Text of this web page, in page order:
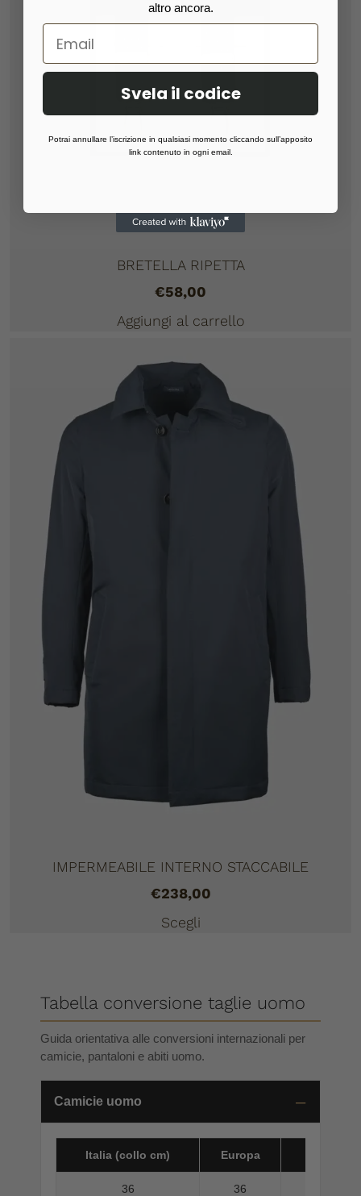
BRETELLA RIPETTA
€58,00
Aggiungi al carrello
IMPERMEABILE INTERNO STACCABILE
€238,00
Scegli
Tabella conversione taglie uomo
Guida orientativa alle conversioni internazionali per
camicie, pantaloni e abiti uomo.
Camicie uomo
Italia (collo cm) Europa
36 36
altro ancora.
Svela il codice
Potrai annullare l’iscrizione in qualsiasi momento cliccando sull’apposito
link contenuto in ogni email.